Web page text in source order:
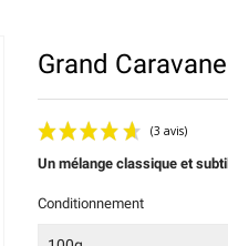
Grand
Un mélange classique et
Conditionnement